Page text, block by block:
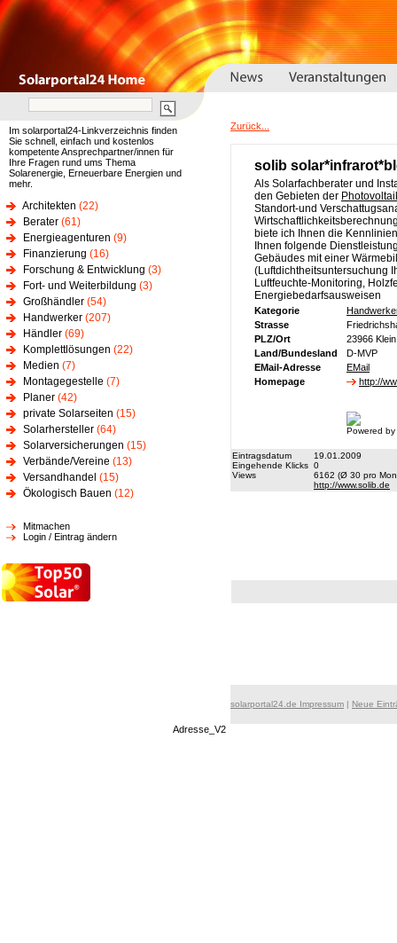
Im solarportal24-Linkverzeichnis finden
Sie schnell, einfach und kostenlos
kompetente Ansprechpartner/innen für
Ihre Fragen rund ums Thema
Solarenergie, Erneuerbare Energien und
mehr.
Architekten (22)
Berater (61)
Energieagenturen (9)
Finanzierung (16)
Forschung & Entwicklung (3)
Fort- und Weiterbildung (3)
Großhändler (54)
Handwerker (207)
Händler (69)
Komplettlösungen (22)
Medien (7)
Montagegestelle (7)
Planer (42)
private Solarseiten (15)
Solarhersteller (64)
Solarversicherungen (15)
Verbände/Vereine (13)
Versandhandel (15)
Ökologisch Bauen (12)
Mitmachen
Login / Eintrag ändern
Zurück...
solib
Als Solarfachberater und
den Gebieten der
Standort-und
biete ich Ihnen die
Ihnen folgende
Gebäudes mit einer
(Luftdichtheitsuntersuchung
Luftfeuchte-Monitoring,
Energiebedarfsausweisen
Kategorie
Strasse
PLZ/Ort
23966
Land/Bundesland
D-MVP
EMail-Adresse
EMail
Homepage
http://
Powered
Eintragsdatum
19.01.2009
Eingehende Klicks 0
Views
6162 (Ø 30 pro
http://www.solib.de
solarportal24.de Impressum | Neue
Adresse_V2